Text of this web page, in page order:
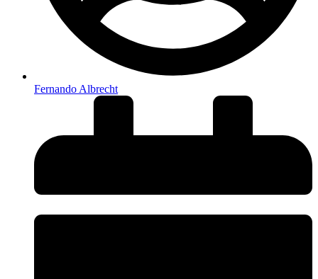
Fernando Albrecht